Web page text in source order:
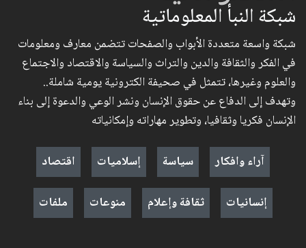
شبكة النبأ المعلوماتية
شبكة واسعة متعددة الأبواب والصفحات تتضمن معارف ومعلومات
في الفكر والثقافة والدين والتراث والسياسة والاقتصاد والاجتماع
والعلوم وغيرها، تتمثل في صحيفة الكترونية يومية شاملة..
وتهدف إلى الدفاع عن حقوق الإنسان ونشر الوعي والدعوة إلى بناء
الإنسان فكريا وثقافيا، وتطوير مهاراته وإمكانياته
آراء وافكار
سياسة إسلاميات
اقتصاد
إنسانيات
ثقافة وإعلام منوعات ملفات